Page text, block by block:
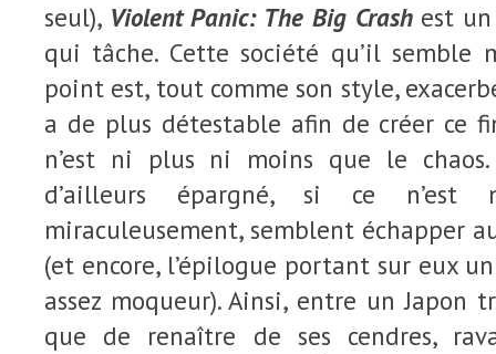
seul), Violent Panic: The Big Crashest
qui tâche. Cette société qu’il semble
point est, tout comme son style,
a de plus détestable afin de créer ce
n’est ni plus ni moins que le chaos.
d’ailleurs épargné, si ce n’est
miraculeusement, semblent échapper
(et encore, l’épilogue portant sur eux
assez moqueur). Ainsi, entre un
que de renaître de ses cendres,